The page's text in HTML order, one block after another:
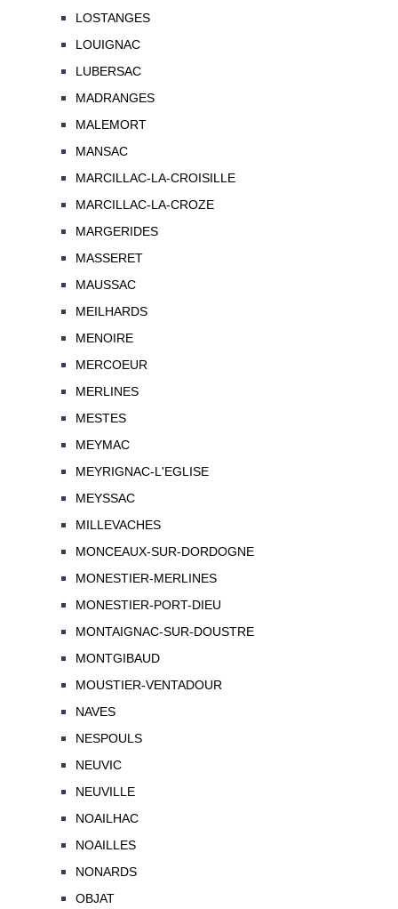
LOSTANGES
LOUIGNAC
LUBERSAC
MADRANGES
MALEMORT
MANSAC
MARCILLAC-LA-CROISILLE
MARCILLAC-LA-CROZE
MARGERIDES
MASSERET
MAUSSAC
MEILHARDS
MENOIRE
MERCOEUR
MERLINES
MESTES
MEYMAC
MEYRIGNAC-L'EGLISE
MEYSSAC
MILLEVACHES
MONCEAUX-SUR-DORDOGNE
MONESTIER-MERLINES
MONESTIER-PORT-DIEU
MONTAIGNAC-SUR-DOUSTRE
MONTGIBAUD
MOUSTIER-VENTADOUR
NAVES
NESPOULS
NEUVIC
NEUVILLE
NOAILHAC
NOAILLES
NONARDS
OBJAT